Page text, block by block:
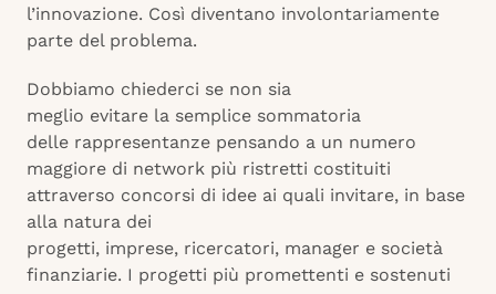
l’innovazione. Così diventano involontariamente
parte del problema.
Dobbiamo chiederci se non sia
meglio evitare la semplice sommatoria
delle rappresentanze pensando a un numero
maggiore di network più ristretti costituiti
attraverso concorsi di idee ai quali invitare, in base
alla natura dei
progetti, imprese, ricercatori, manager e società
finanziarie. I progetti più promettenti e sostenuti